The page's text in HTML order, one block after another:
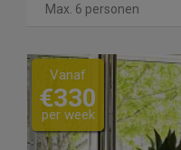
Max. 6 personen
Previous
Vanaf
€330
per week